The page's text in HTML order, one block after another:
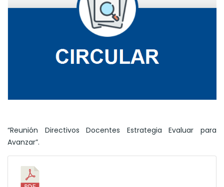
“Reunión Directivos Docentes Estrategia Evaluar para
Avanzar”.